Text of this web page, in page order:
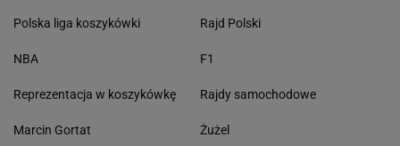
Polska liga koszykówki
NBA
Reprezentacja w koszykówkę
Marcin Gortat
Rajd Polski
F1
Rajdy samochodowe
Żużel